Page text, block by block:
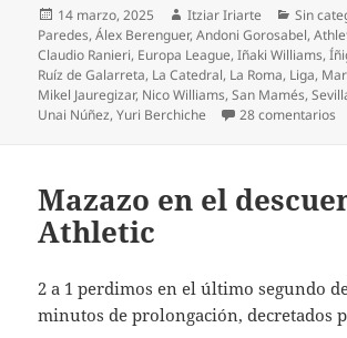
Publicado
el
14 marzo, 2025 Autor
Itziar Iriarte Sin
Paredes,Álex Berenguer,Andoni Gorosabel,
Claudio Ranieri, Europa League,Iñaki Williams,
Ruíz de Galarreta, La Catedral, La Roma, Liga,
Mikel Jauregizar, Nico Williams,San Mamés,
Unai Núñez,Yuri Berchiche 28 comentarios
Mazazo en el
Athletic
2 a 1 perdimos en el último segundo
minutos de prolongación, decretados